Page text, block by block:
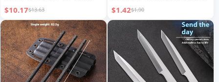
引体向上辅助，锻炼带，长款阻
力带套装，适合男士女士健身、
训练、物理治疗
$10.17$13.63 $1.42$1.90